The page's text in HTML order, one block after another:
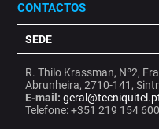
CONTACTOS
SEDE
R. Thilo Krassman, Nº2,
Abrunheira, 2710-141,
E-mail:
Telefone: +351 219 154 600